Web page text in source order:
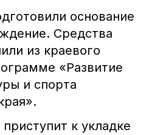
основание
Средства
из краевого
«Развитие
и спорта
к укладке